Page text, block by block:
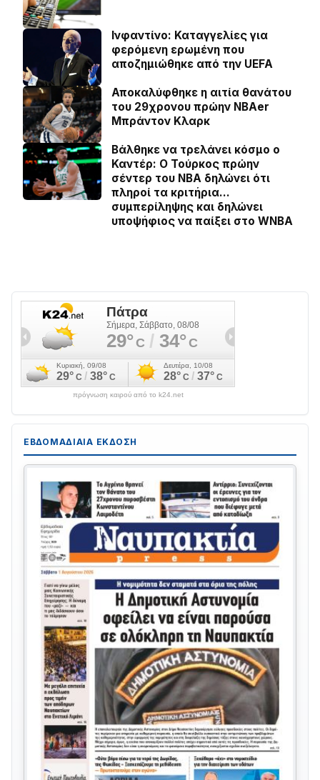
Ινφαντίνο: Καταγγελίες για
φερόμενη ερωμένη που
αποζημιώθηκε από την UEFA
Αποκαλύφθηκε η αιτία θανάτου
του 29χρονου πρώην NBAer
Μπράντον Κλαρκ
Βάλθηκε να τρελάνει κόσμο ο
Καντέρ: Ο Τούρκος πρώην
σέντερ του NBA δηλώνει ότι
πληροί τα κριτήρια…
συμπερίληψης και δηλώνει
υποψήφιος να παίξει στο WNBA
πρόγνωση καιρού από το k24.net